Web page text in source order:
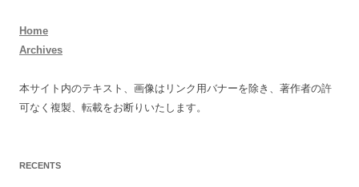
Home
Archives
本サイト内のテキスト、画像はリンク用バナーを除き、著作者の許
可なく複製、転載をお断りいたします。
RECENTS